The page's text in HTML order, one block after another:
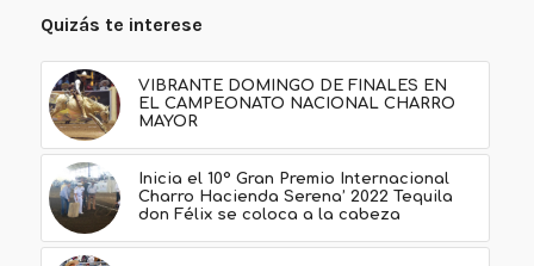
Quizás te interese
VIBRANTE DOMINGO DE FINALES EN
EL CAMPEONATO NACIONAL CHARRO
MAYOR
Inicia el 10° Gran Premio Internacional
Charro Hacienda Serena’ 2022 Tequila
don Félix se coloca a la cabeza